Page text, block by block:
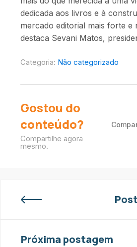
dedicada aos livros e à
mercado editorial mais forte e
destaca Sevani Matos,
Categoria: Não categorizado
Gostou do
conteúdo?
Compartilhe agora
mesmo.
Próxima postagem